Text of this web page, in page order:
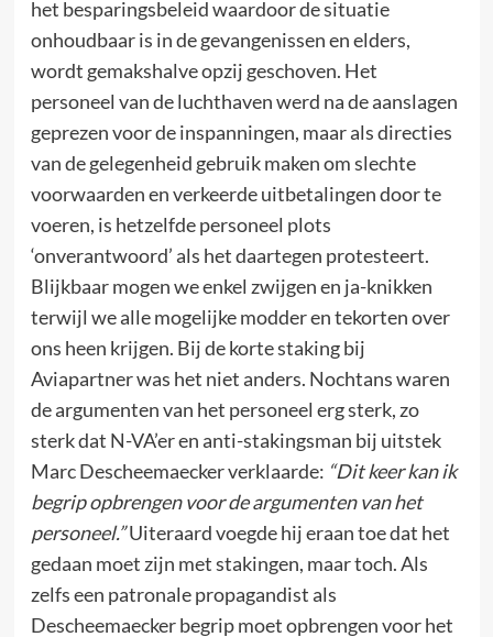
het besparingsbeleid waardoor de situatie
onhoudbaar is in de gevangenissen en elders,
wordt gemakshalve opzij geschoven. Het
personeel van de luchthaven werd na de aanslagen
geprezen voor de inspanningen, maar als directies
van de gelegenheid gebruik maken om slechte
voorwaarden en verkeerde uitbetalingen door te
voeren, is hetzelfde personeel plots
‘onverantwoord’ als het daartegen protesteert.
Blijkbaar mogen we enkel zwijgen en ja-knikken
terwijl we alle mogelijke modder en tekorten over
ons heen krijgen. Bij de korte staking bij
Aviapartner was het niet anders. Nochtans waren
de argumenten van het personeel erg sterk, zo
sterk dat N-VA’er en anti-stakingsman bij uitstek
Marc Descheemaecker verklaarde: “Dit keer kan ik
begrip opbrengen voor de argumenten van het
personeel.”Uiteraard voegde hij eraan toe dat het
gedaan moet zijn met stakingen, maar toch. Als
zelfs een patronale propagandist als
Descheemaecker begrip moet opbrengen voor het